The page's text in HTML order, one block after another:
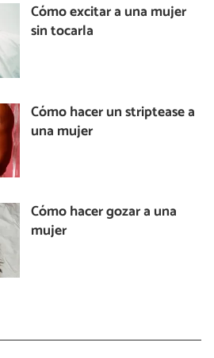
Cómo excitar a una mujer
sin tocarla
Cómo hacer un striptease a
una mujer
Cómo hacer gozar a una
mujer